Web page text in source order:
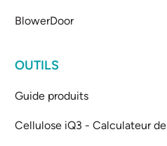
BlowerDoor
OUTILS
Guide produits
Cellulose iQ3 - Calculateur